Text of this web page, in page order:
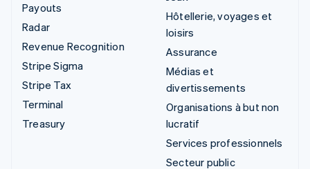
Payouts
Radar
Revenue Recognition
Stripe Sigma
Stripe Tax
Terminal
Treasury
Hôtellerie, voyages et
loisirs
Assurance
Médias et
divertissements
Organisations à but non
lucratif
Services professionnels
Secteur public